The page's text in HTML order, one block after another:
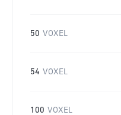
50 VOXEL
54 VOXEL
100 VOXEL